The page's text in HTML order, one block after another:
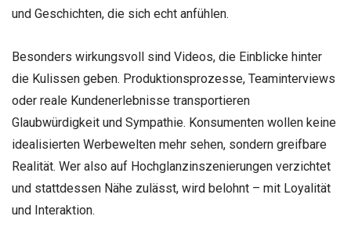
und Geschichten, die sich echt anfühlen.
Besonders wirkungsvoll sind Videos, die Einblicke hinter
die Kulissen geben. Produktionsprozesse, Teaminterviews
oder reale Kundenerlebnisse transportieren
Glaubwürdigkeit und Sympathie. Konsumenten wollen keine
idealisierten Werbewelten mehr sehen, sondern greifbare
Realität. Wer also auf Hochglanzinszenierungen verzichtet
und stattdessen Nähe zulässt, wird belohnt – mit Loyalität
und Interaktion.